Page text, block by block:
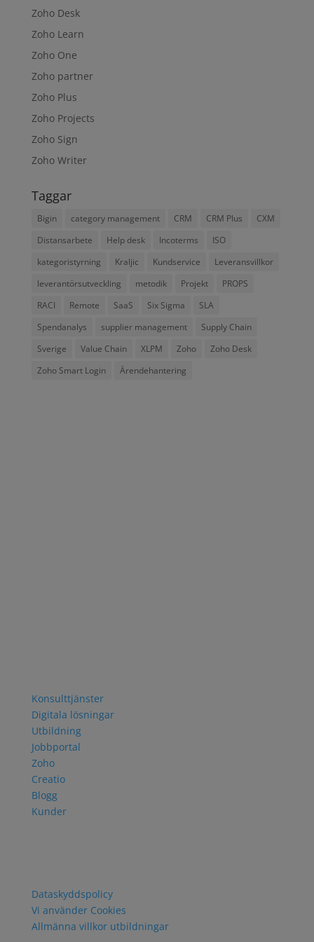
Zoho Desk
Zoho Learn
Zoho One
Zoho partner
Zoho Plus
Zoho Projects
Zoho Sign
Zoho Writer
Taggar
Bigin category management CRM CRM Plus
CXM
Distansarbete
Help desk Incoterms
ISO
kategoristyrning
Kraljic Kundservice
Leveransvillkor
leverantörsutveckling
metodik Projekt
PROPS
RACI
Remote SaaS Six Sigma
SLA
Spendanalys
supplier management
Supply Chain
Sverige
Value Chain XLPM Zoho
Zoho Desk
Zoho Smart Login
Ärendehantering
Konsulttjänster
Digitala lösningar
Utbildning
Jobbportal
Zoho
Creatio
Blogg
Kunder
Dataskyddspolicy
Vi använder Cookies
Allmänna villkor utbildningar